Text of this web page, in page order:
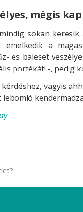
mégis
sokan
emelkedik a
és baleset
portékát! -, pedig
vagyis